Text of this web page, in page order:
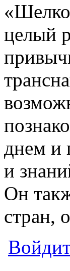
целый
днем и
и
Он
стран,